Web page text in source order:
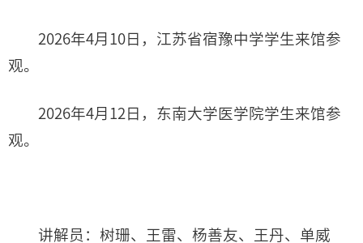
2026年4月10日，江苏省宿豫中学学生来馆参
观。
2026年4月12日，东南大学医学院学生来馆参
观。
讲解员：树珊、王雷、杨善友、王丹、单威